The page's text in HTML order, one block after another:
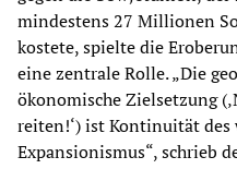
mindestens 27 Millionen
kostete, spielte die
eine zentrale Rolle. „Die
ökonomische Zielsetzung
reiten!‘) ist Kontinuität
Expansionismus“, schrieb